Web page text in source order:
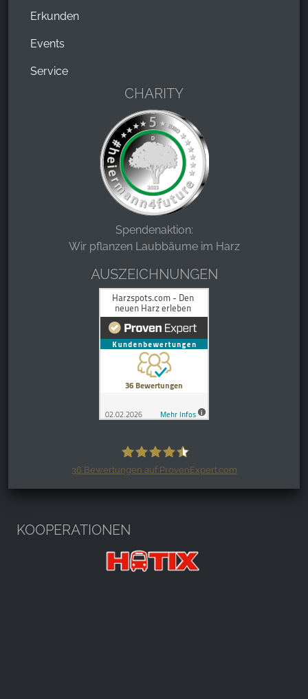
Erkunden
Events
Service
CHARITY
Spendenaktion:
Wir pflanzen Laubbäume im Harz
AUSZEICHNUNGEN
Harzspots.com - Den neuen Harz
36 Bewertungen auf ProvenExpert.com
KOOPERATIONEN